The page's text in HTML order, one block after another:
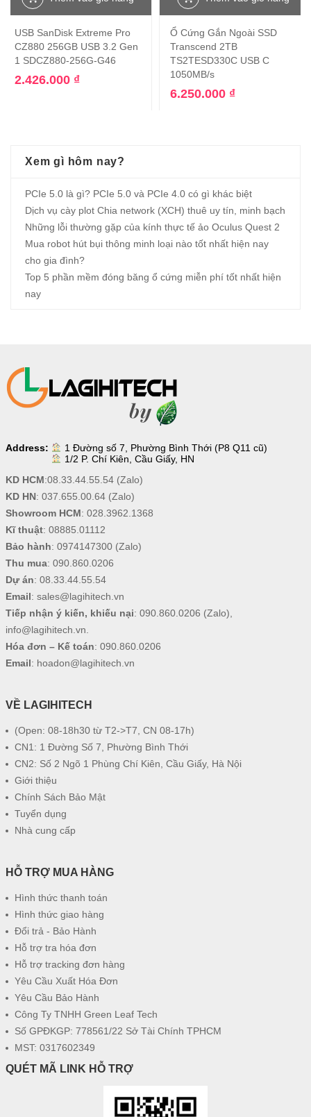
USB SanDisk Extreme Pro
CZ880 256GB USB 3.2 Gen
1 SDCZ880-256G-G46
2.426.000 ₫
Ổ Cứng Gắn Ngoài SSD
Transcend 2TB
TS2TESD330C USB C
1050MB/s
6.250.000 ₫
Xem gì hôm nay?
PCIe 5.0 là gì? PCIe 5.0 và PCIe 4.0 có gì khác biệt
Dịch vụ cày plot Chia network (XCH) thuê uy tín, minh bạch
Những lỗi thường gặp của kính thực tế ảo Oculus Quest 2
Mua robot hút bụi thông minh loại nào tốt nhất hiện nay
cho gia đình?
Top 5 phần mềm đóng băng ổ cứng miễn phí tốt nhất hiện
nay
Address:
1 Đường số 7, Phường Bình Thới (P8 Q11 cũ)
1/2 P. Chí Kiên, Cầu Giấy, HN
KD HCM:08.33.44.55.54(Zalo)
KD HN: 037.655.00.64(Zalo)
Showroom HCM: 028.3962.1368
Kĩ thuật: 08885.01112
Bảo hành: 0974147300(Zalo)
Thu mua: 090.860.0206
Dự án: 08.33.44.55.54
Email: sales@lagihitech.vn
Tiếp nhận ý kiến, khiếu nại: 090.860.0206 (Zalo),
info@lagihitech.vn
Hóa đơn – Kế toán: 090.860.0206
Email: hoadon@lagihitech.vn
VỀ LAGIHITECH
(Open: 08-18h30 từ T2->T7, CN 08-17h)
CN1: 1 Đường Số 7, Phường Bình Thới
CN2: Số 2 Ngõ 1 Phùng Chí Kiên, Cầu Giấy, Hà Nội
Giới thiệu
Chính Sách Bảo Mật
Tuyển dụng
Nhà cung cấp
HỖ TRỢ MUA HÀNG
Hình thức thanh toán
Hình thức giao hàng
Đổi trả - Bảo Hành
Hỗ trợ tra hóa đơn
Hỗ trợ tracking đơn hàng
Yêu Cầu Xuất Hóa Đơn
Yêu Cầu Bảo Hành
Công Ty TNHH Green Leaf Tech
Số GPĐKGP: 778561/22 Sở Tài Chính TPHCM
MST: 0317602349
QUÉT MÃ LINK HỖ TRỢ